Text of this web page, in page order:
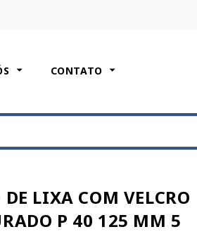
CONTATO
DE LIXA COM VELCRO
P 40 125 MM 5